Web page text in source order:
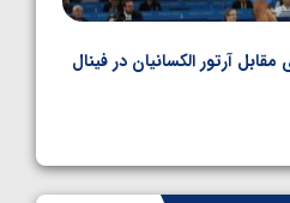
آرتور الکسانیان در فینال